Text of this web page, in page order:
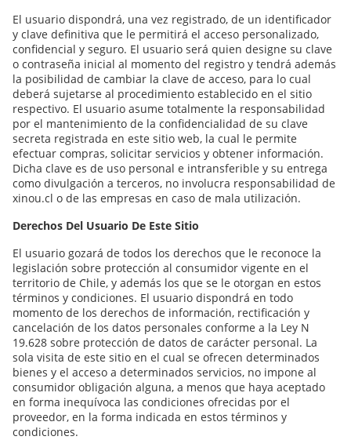
El usuario dispondrá, una vez registrado, de un identificador
y clave definitiva que le permitirá el acceso personalizado,
confidencial y seguro. El usuario será quien designe su clave
o contraseña inicial al momento del registro y tendrá además
la posibilidad de cambiar la clave de acceso, para lo cual
deberá sujetarse al procedimiento establecido en el sitio
respectivo. El usuario asume totalmente la responsabilidad
por el mantenimiento de la confidencialidad de su clave
secreta registrada en este sitio web, la cual le permite
efectuar compras, solicitar servicios y obtener información.
Dicha clave es de uso personal e intransferible y su entrega
como divulgación a terceros, no involucra responsabilidad de
xinou.cl o de las empresas en caso de mala utilización.
Derechos Del Usuario De Este Sitio
El usuario gozará de todos los derechos que le reconoce la
legislación sobre protección al consumidor vigente en el
territorio de Chile, y además los que se le otorgan en estos
términos y condiciones. El usuario dispondrá en todo
momento de los derechos de información, rectificación y
cancelación de los datos personales conforme a la Ley N
19.628 sobre protección de datos de carácter personal. La
sola visita de este sitio en el cual se ofrecen determinados
bienes y el acceso a determinados servicios, no impone al
consumidor obligación alguna, a menos que haya aceptado
en forma inequívoca las condiciones ofrecidas por el
proveedor, en la forma indicada en estos términos y
condiciones.